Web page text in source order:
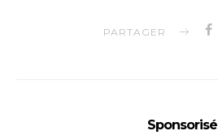
PARTAGER
Sponsorisé